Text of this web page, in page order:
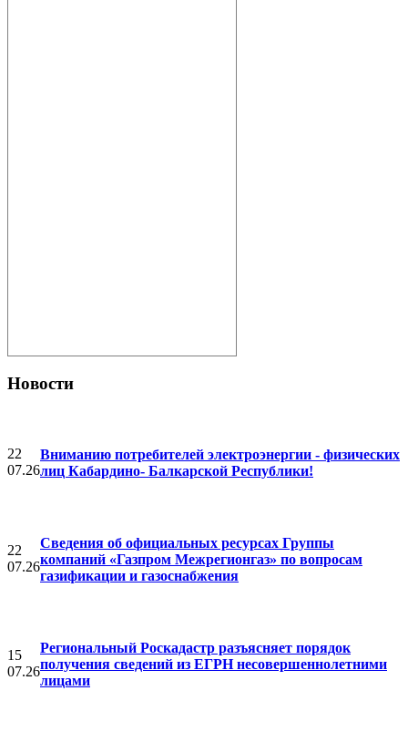
Новости
22
07.26
Вниманию потребителей электроэнергии - физических
лиц Кабардино- Балкарской Республики!
22
07.26
Cведения об официальных ресурсах Группы
компаний «Газпром Межрегионгаз» по вопросам
газификации и газоснабжения
15
07.26
Региональный Роскадастр разъясняет порядок
получения сведений из ЕГРН несовершеннолетними
лицами